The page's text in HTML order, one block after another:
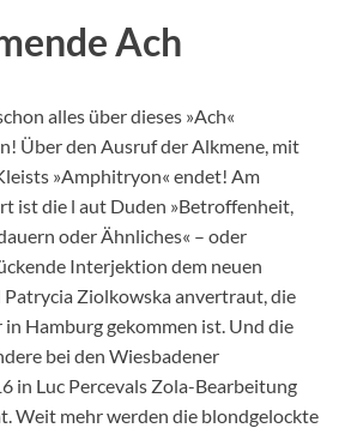
Ach
alles über dieses »Ach«
Über den Ausruf der Alkmene, mit
»Amphitryon« endet! Am
ist die l aut Duden »Betroffenheit,
oder Ähnliches« – oder
Interjektion dem neuen
Ziolkowska anvertraut, die
Hamburg gekommen ist. Und die
bei den Wiesbadener
in Luc Percevals Zola-Bearbeitung
Weit mehr werden die blondgelockte